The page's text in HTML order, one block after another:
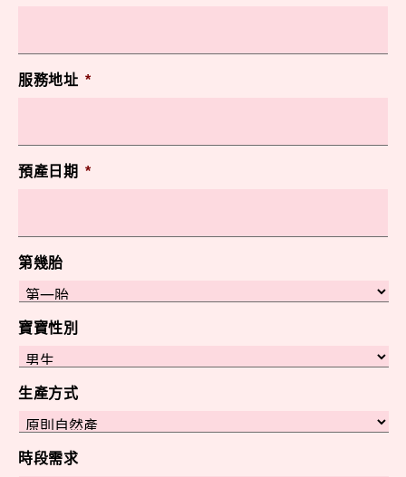
服務地址 *
預產日期 *
第幾胎
寶寶性別
生產方式
時段需求